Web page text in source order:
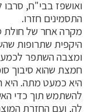
התסמינים חזרו.
מקרה אחר של חולת
היקפית שתרופות
ומצבה השתפר
היא כמעט מתה. היא
להשתמש תוך כדי
לה, ועם החזרת